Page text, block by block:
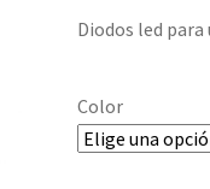
Diodos led
Color